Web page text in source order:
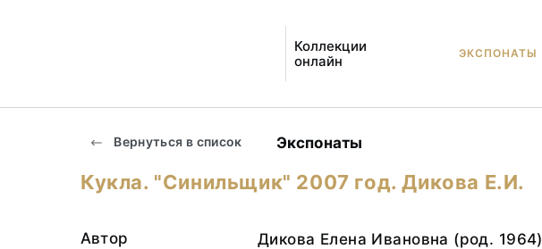
Коллекции
онлайн
ЭКСПОНАТЫ
Вернуться в список Экспонаты
Кукла. "Синильщик" 2007 год. Дикова Е.И.
Автор Дикова Елена Ивановна (род. 1964)